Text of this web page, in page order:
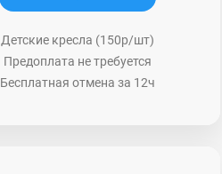
Детские кресла (150р/шт)
Предоплата не требуется
Бесплатная отмена за 12ч